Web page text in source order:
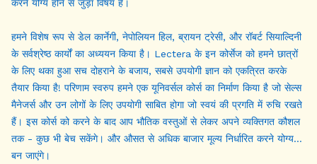
करने योग्य होने से जुड़ा विषय है।
हमने विशेष रूप से डेल कार्नेगी, नेपोलियन हिल, ब्रायन ट्रेसी, और रॉबर्ट सियाल्दिनी
के सर्वश्रेष्ठ कार्यों का अध्ययन किया है। Lectera के इन कोर्सेज को हमने छात्रों
के लिए थका हुआ सच दोहराने के बजाय, सबसे उपयोगी ज्ञान को एकत्रित करके
तैयार किया है! परिणाम स्वरुप हमने एक यूनिवर्सल कोर्स का निर्माण किया है जो सेल्स
मैनेजर्स और उन लोगों के लिए उपयोगी साबित होगा जो स्वयं की प्रगति में रुचि रखते
हैं। इस कोर्स को करने के बाद आप भौतिक वस्तुओं से लेकर अपने व्यक्तिगत कौशल
तक - कुछ भी बेच सकेंगे। और औसत से अधिक बाजार मूल्य निर्धारित करने योग्य
बन जाएंगे।